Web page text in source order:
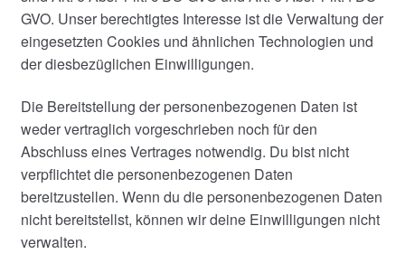
GVO. Unser berechtigtes Interesse ist die Verwaltung der
eingesetzten Cookies und ähnlichen Technologien und
der diesbezüglichen Einwilligungen.
Die Bereitstellung der personenbezogenen Daten ist
weder vertraglich vorgeschrieben noch für den
Abschluss eines Vertrages notwendig. Du bist nicht
verpflichtet die personenbezogenen Daten
bereitzustellen. Wenn du die personenbezogenen Daten
nicht bereitstellst, können wir deine Einwilligungen nicht
verwalten.